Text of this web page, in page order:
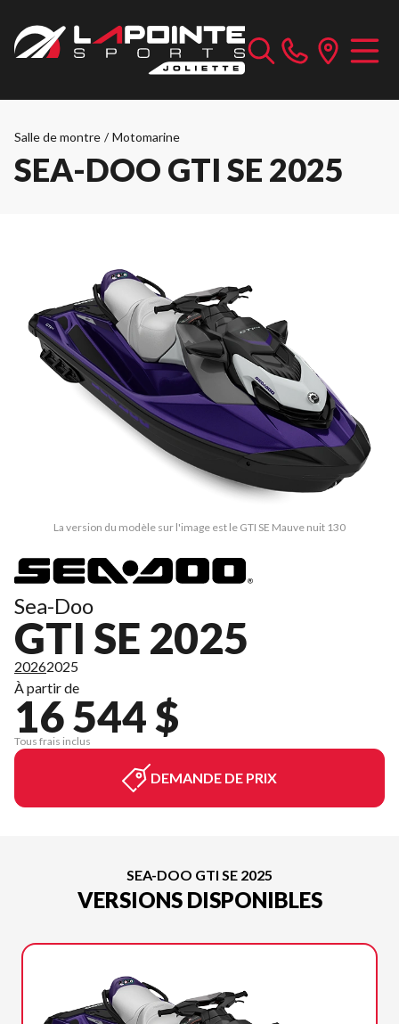
Salle de montre / Motomarine
SEA-DOO GTI SE 2025
La version du modèle sur l'image est le GTI SE Mauve nuit 130
Sea-Doo
GTI SE 2025
20262025
À partir de
16 544 $
Tous frais inclus
DEMANDE DE PRIX
SEA-DOO GTI SE 2025
VERSIONS DISPONIBLES